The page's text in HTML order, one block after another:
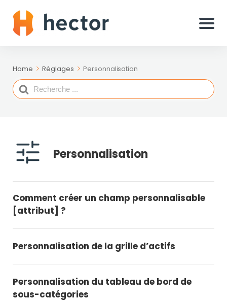
Home Réglages Personnalisation
Search
For
Personnalisation
Comment créer un champ personnalisable
[attribut] ?
Personnalisation de la grille d’actifs
Personnalisation du tableau de bord de
sous-catégories